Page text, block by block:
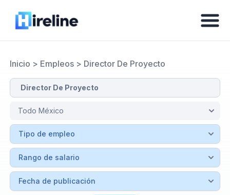
Inicio > Empleos> Director De Proyecto